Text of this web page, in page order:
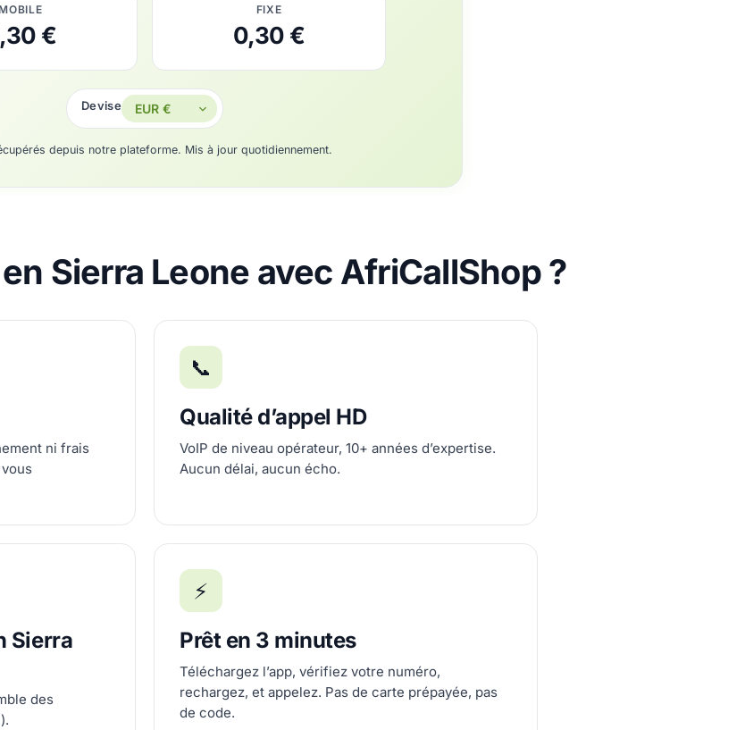
MOBILE
€
FIXE
0,30 €
Devise
depuis notre plateforme. Mis à jour quotidiennement.
Sierra Leone avec AfriCallShop ?
ni frais
📞
Qualité d’appel HD
VoIP de niveau opérateur, 10+ années d’expertise.
Aucun délai, aucun écho.
Sierra
des
⚡
Prêt en 3 minutes
Téléchargez l’app, vérifiez votre numéro,
rechargez, et appelez. Pas de carte prépayée, pas
de code.